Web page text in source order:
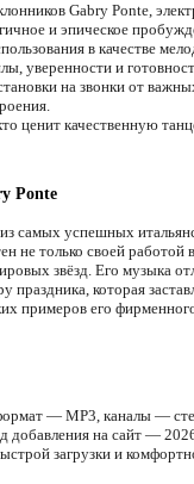
Gabry Ponte,
и эпическое
в качестве
уверенности и
на звонки от
ценит качественную
Ponte
самых успешных
не только своей
звёзд. Его музыка
праздника, которая
примеров его
— MP3, каналы —
на сайт —
загрузки и